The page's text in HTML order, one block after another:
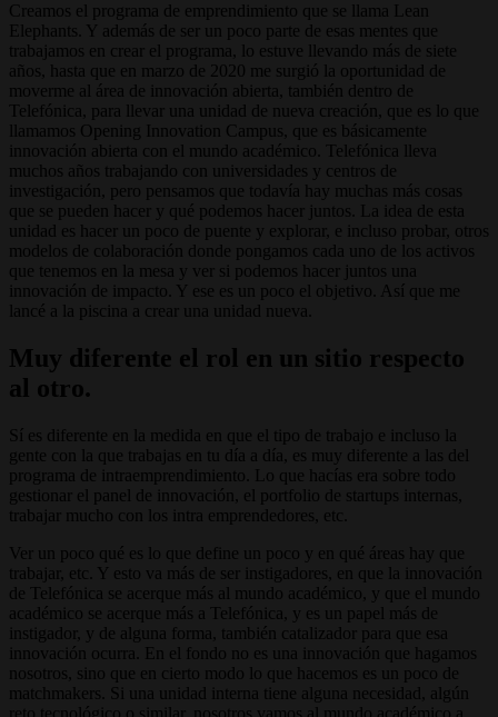
Creamos el programa de emprendimiento que se llama Lean
Elephants. Y además de ser un poco parte de esas mentes que
trabajamos en crear el programa, lo estuve llevando más de siete
años, hasta que en marzo de 2020 me surgió la oportunidad de
moverme al área de innovación abierta, también dentro de
Telefónica, para llevar una unidad de nueva creación, que es lo que
llamamos Opening Innovation Campus, que es básicamente
innovación abierta con el mundo académico. Telefónica lleva
muchos años trabajando con universidades y centros de
investigación, pero pensamos que todavía hay muchas más cosas
que se pueden hacer y qué podemos hacer juntos. La idea de esta
unidad es hacer un poco de puente y explorar, e incluso probar, otros
modelos de colaboración donde pongamos cada uno de los activos
que tenemos en la mesa y ver si podemos hacer juntos una
innovación de impacto. Y ese es un poco el objetivo. Así que me
lancé a la piscina a crear una unidad nueva.
Muy diferente el rol en un sitio respecto
al otro.
Sí es diferente en la medida en que el tipo de trabajo e incluso la
gente con la que trabajas en tu día a día, es muy diferente a las del
programa de intraemprendimiento. Lo que hacías era sobre todo
gestionar el panel de innovación, el portfolio de startups internas,
trabajar mucho con los intra emprendedores, etc.
Ver un poco qué es lo que define un poco y en qué áreas hay que
trabajar, etc. Y esto va más de ser instigadores, en que la innovación
de Telefónica se acerque más al mundo académico, y que el mundo
académico se acerque más a Telefónica, y es un papel más de
instigador, y de alguna forma, también catalizador para que esa
innovación ocurra. En el fondo no es una innovación que hagamos
nosotros, sino que en cierto modo lo que hacemos es un poco de
matchmakers. Si una unidad interna tiene alguna necesidad, algún